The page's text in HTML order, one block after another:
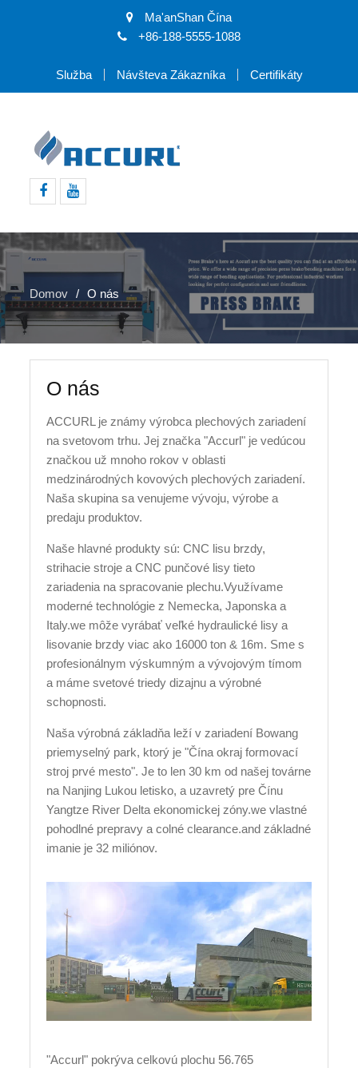
Ma'anShan Čína
+86-188-5555-1088
Služba Návšteva Zákazníka Certifikáty
Domov O nás
O nás
ACCURL je známy výrobca plechových zariadení
na svetovom trhu. Jej značka "Accurl" je vedúcou
značkou už mnoho rokov v oblasti
medzinárodných kovových plechových zariadení.
Naša skupina sa venujeme vývoju, výrobe a
predaju produktov.
Naše hlavné produkty sú: CNC lisu brzdy,
strihacie stroje a CNC punčové lisy tieto
zariadenia na spracovanie plechu.Využívame
moderné technológie z Nemecka, Japonska a
Italy.we môže vyrábať veľké hydraulické lisy a
lisovanie brzdy viac ako 16000 ton & 16m. Sme s
profesionálnym výskumným a vývojovým tímom
a máme svetové triedy dizajnu a výrobné
schopnosti.
Naša výrobná základňa leží v zariadení Bowang
priemyselný park, ktorý je "Čína okraj formovací
stroj prvé mesto". Je to len 30 km od našej továrne
na Nanjing Lukou letisko, a uzavretý pre Čínu
Yangtze River Delta ekonomickej zóny.we vlastné
pohodlné prepravy a colné clearance.and základné
imanie je 32 miliónov.
"Accurl" pokrýva celkovú plochu 56.765